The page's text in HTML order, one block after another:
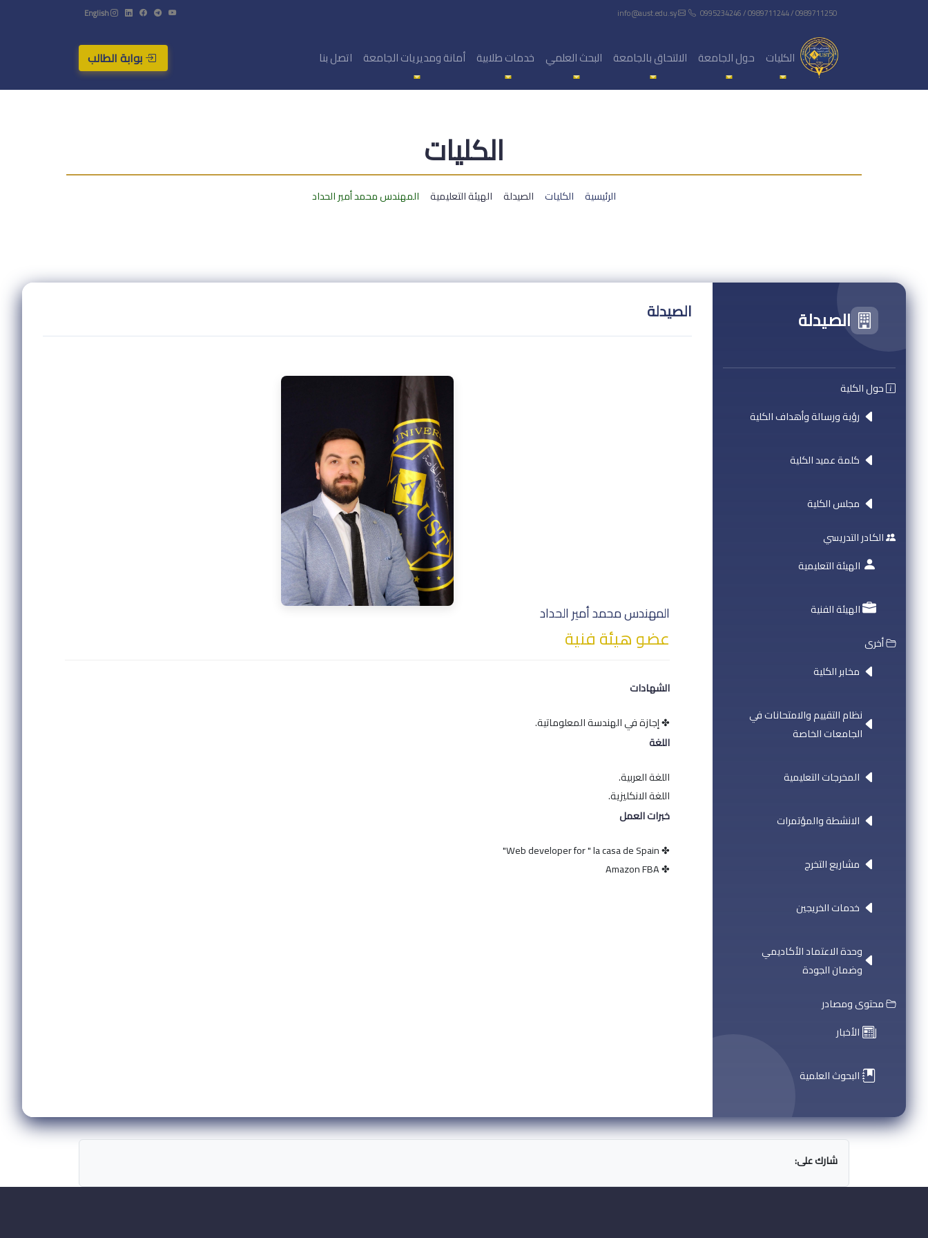
0995234246 / 0989711244 / 0989711250
English
الكليات حول الجامعة الالتحاق بالجامعة البحث العلمي خدمات طلابية أمانة ومديريات الجامعة اتصل بنا بوابة الطالب
الكليات
الرئيسية الكليات الصيدلة الهيئة التعليمية المهندس محمد أمير الحداد
الصيدلة
حول الكلية
رؤية ورسالة وأهداف الكلية
كلمة عميد الكلية
مجلس الكلية
الكادر التدريسي
الهيئة التعليمية
الهيئة الفنية
أخرى
مخابر الكلية
نظام التقييم والامتحانات في
الجامعات الخاصة
المخرجات التعليمية
الانشطة والمؤتمرات
مشاريع التخرج
خدمات الخريجين
وحدة الاعتماد الأكاديمي
وضمان الجودة
محتوى ومصادر
الأخبار
البحوث العلمية
الصيدلة
المهندس محمد أمير الحداد
عضو هيئة فنية
الشهادات
✤ إجازة في الهندسة المعلوماتية.
اللغة
اللغة العربية.
اللغة الانكليزية.
خبرات العمل
✤ Web developer for " la casa de Spain"
✤ Amazon FBA
شارك على: